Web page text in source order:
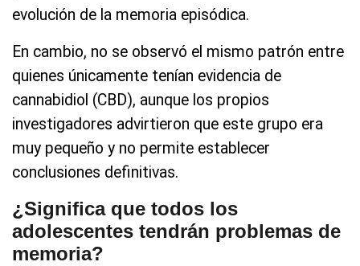
evolución de la memoria episódica.
En cambio, no se observó el mismo patrón entre
quienes únicamente tenían evidencia de
cannabidiol (CBD), aunque los propios
investigadores advirtieron que este grupo era
muy pequeño y no permite establecer
conclusiones definitivas.
¿Significa que todos los
adolescentes tendrán problemas de
memoria?